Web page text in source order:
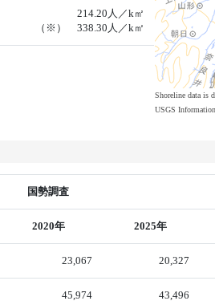
214.20人／k㎡
（※） 338.30人／k㎡
Shoreline data is
USGS
国勢調査
2020年 2025年
23,067 20,327
45,974 43,496